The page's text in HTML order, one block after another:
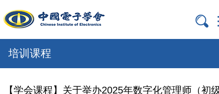

培训课程
【学会课程】关于举办2025年数字化管理师（初